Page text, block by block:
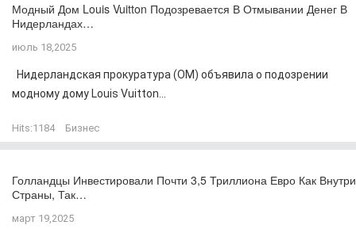
Модный Дом Louis Vuitton Подозревается В Отмывании Денег В
Нидерландах…
июль 18,2025
Нидерландская прокуратура (OM) объявила о подозрении
модному дому Louis Vuitton...
Hits:1184 Бизнес
Голландцы Инвестировали Почти 3,5 Триллиона Евро Как Внутри
Страны, Так…
март 19,2025